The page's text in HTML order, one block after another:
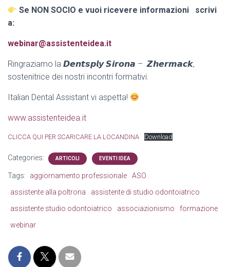
Se NON SOCIO e vuoi ricevere informazioni scrivi
a:
webinar@assistenteidea.it
Ringraziamo la 𝘿𝙚𝙣𝙩𝙨𝙥𝙡𝙮 𝙎𝙞𝙧𝙤𝙣𝙖 – 𝙕𝙝𝙚𝙧𝙢𝙖𝙘𝙠,
sostenitrice dei nostri incontri formativi.
Italian Dental Assistant vi aspetta!
www.assistenteidea.it
CLICCA QUI PER SCARICARE LA LOCANDINA Download
Categories: ARTICOLI EVENTI IDEA
Tags: aggiornamento professionale
ASO
assistente alla poltrona
assistente di studio odontoiatrico
assistente studio odontoiatrico
associazionismo
formazione
webinar